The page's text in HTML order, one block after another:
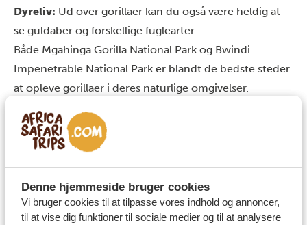
Denne hjemmeside bruger cookies
Vi bruger cookies til at tilpasse vores indhold og annoncer,
til at vise dig funktioner til sociale medier og til at analysere
Dyreliv: Ud over gorillaer kan du også være heldig at
se guldaber og forskellige fuglearter
Både Mgahinga Gorilla National Park og Bwindi
Impenetrable National Park er blandt de bedste steder
at opleve gorillaer i deres naturlige omgivelser.
nationalparker?